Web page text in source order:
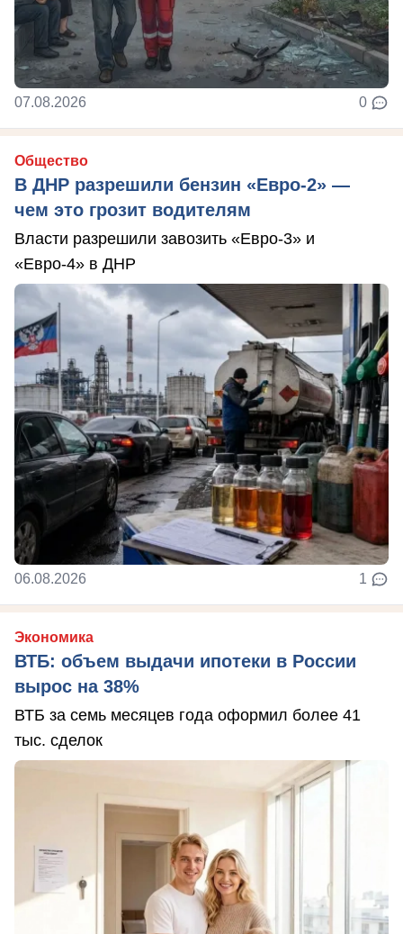
07.08.2026 0
Общество
В ДНР разрешили бензин «Евро-2» —
чем это грозит водителям
Власти разрешили завозить «Евро-3» и
«Евро-4» в ДНР
06.08.2026 1
Экономика
ВТБ: объем выдачи ипотеки в России
вырос на 38%
ВТБ за семь месяцев года оформил более 41
тыс. сделок